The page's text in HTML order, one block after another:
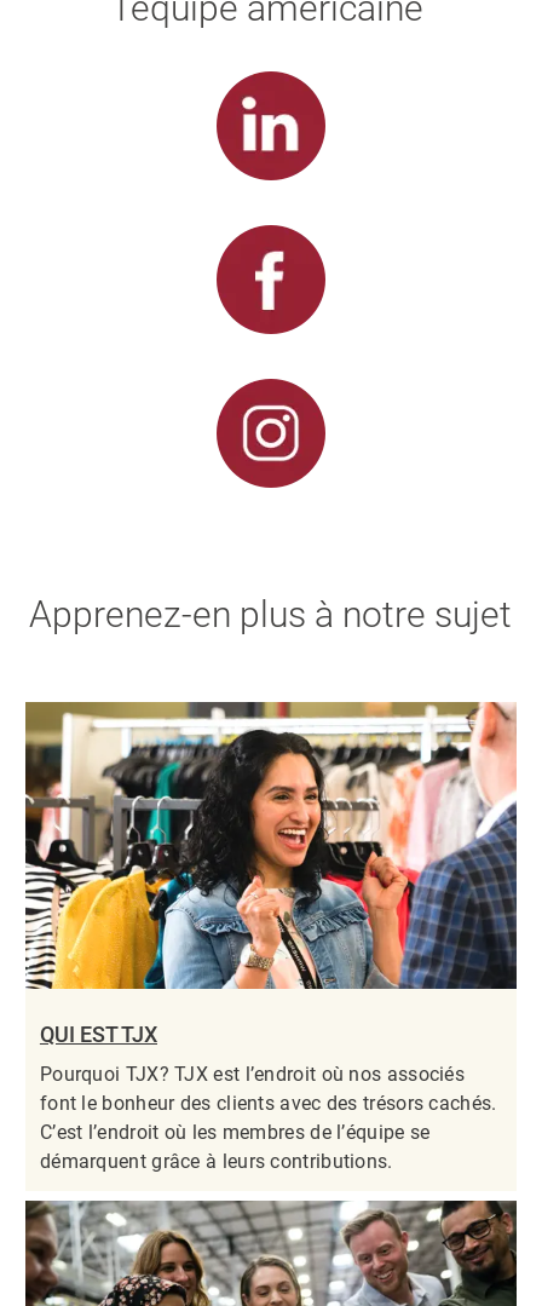
Apprenez-en plus à notre sujet
QUI EST TJX
Pourquoi TJX? TJX est l’endroit où nos associés
font le bonheur des clients avec des trésors cachés.
C’est l’endroit où les membres de l’équipe se
démarquent grâce à leurs contributions.​​​​​​​